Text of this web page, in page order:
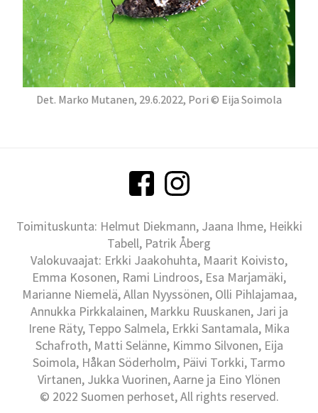
Det. Marko Mutanen, 29.6.2022, Pori © Eija Soimola
Toimituskunta: Helmut Diekmann, Jaana Ihme, Heikki
Tabell, Patrik Åberg
Valokuvaajat: Erkki Jaakohuhta, Maarit Koivisto,
Emma Kosonen, Rami Lindroos, Esa Marjamäki,
Marianne Niemelä, Allan Nyyssönen, Olli Pihlajamaa,
Annukka Pirkkalainen, Markku Ruuskanen, Jari ja
Irene Räty, Teppo Salmela, Erkki Santamala, Mika
Schafroth, Matti Selänne, Kimmo Silvonen, Eija
Soimola, Håkan Söderholm, Päivi Torkki, Tarmo
Virtanen, Jukka Vuorinen, Aarne ja Eino Ylönen
© 2022 Suomen perhoset, All rights reserved.